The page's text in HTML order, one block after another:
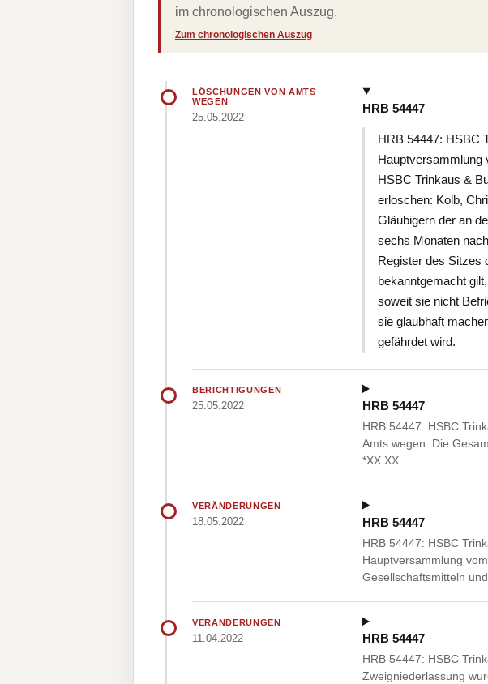
im chronologischen Auszug.
Zum chronologischen Auszug
LÖSCHUNGEN VON AMTS
WEGEN
25.05.2022
HRB 54447
HRB 54447: HSBC
Hauptversammlung
HSBC Trinkaus &
erloschen: Kolb,
Gläubigern der an
sechs Monaten
Register des Sitzes
bekanntgemacht
soweit sie nicht
sie glaubhaft
gefährdet wird.
BERICHTIGUNGEN
25.05.2022 HRB 54447
HRB 54447: HSBC
Amts wegen: Die
*XX.XX.…
VERÄNDERUNGEN
18.05.2022 HRB 54447
HRB 54447: HSBC
Hauptversammlung
Gesellschaftsmitteln
VERÄNDERUNGEN
11.04.2022 HRB 54447
HRB 54447: HSBC
Zweigniederlassung